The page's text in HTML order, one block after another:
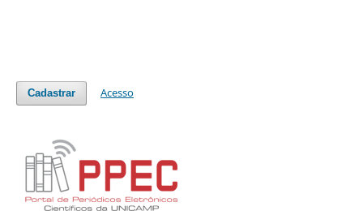
Cadastrar Acesso